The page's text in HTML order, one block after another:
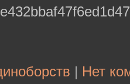
| Нет